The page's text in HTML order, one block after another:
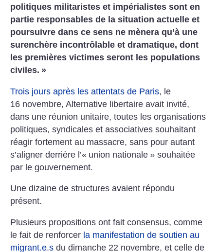
politiques militaristes et impérialistes sont en
partie responsables de la situation actuelle et
poursuivre dans ce sens ne mènera qu’à une
surenchère incontrôlable et dramatique, dont
les premières victimes seront les populations
civiles. »
Trois jours après les attentats de Paris, le
16 novembre, Alternative libertaire avait invité,
dans une réunion unitaire, toutes les organisations
politiques, syndicales et associatives souhaitant
réagir fortement au massacre, sans pour autant
s’aligner derrière l’« union nationale » souhaitée
par le gouvernement.
Une dizaine de structures avaient répondu
présent.
Plusieurs propositions ont fait consensus, comme
le fait de renforcer la manifestation de soutien au
migrant.e.s du dimanche 22 novembre, et celle de